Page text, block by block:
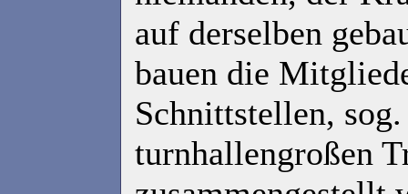
auf derselben
bauen die
Schnittstellen,
turnhallengroßen